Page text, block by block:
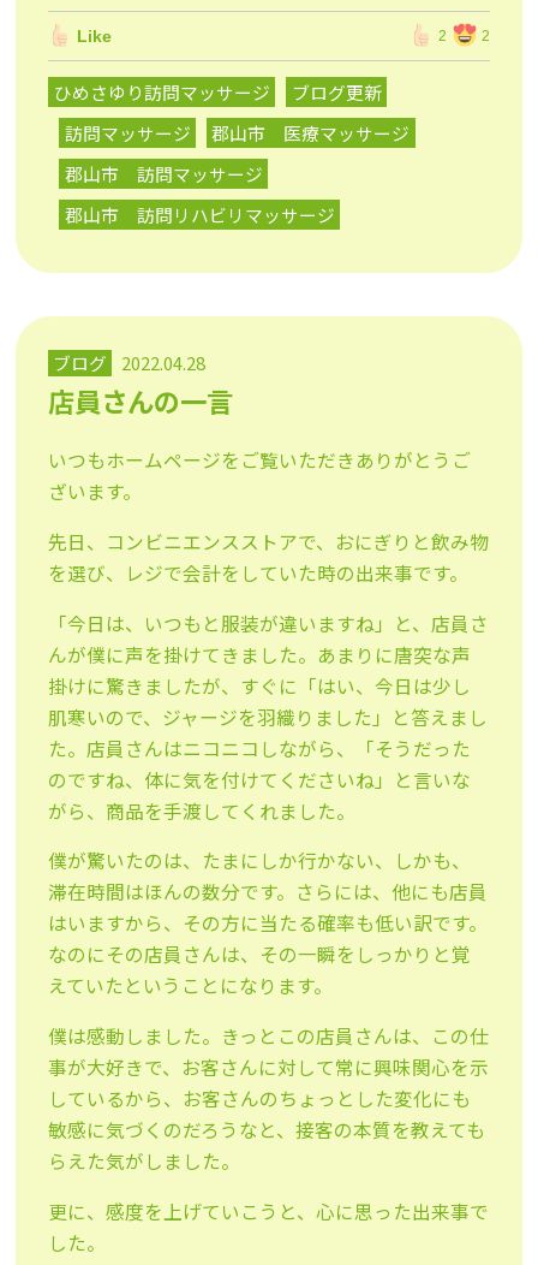
Like 2 2
ひめさゆり訪問マッサージ
ブログ更新
訪問マッサージ
郡山市 医療マッサージ
郡山市 訪問マッサージ
郡山市 訪問リハビリマッサージ
ブログ 2022.04.28
店員さんの一言
いつもホームページをご覧いただきありがとうご
ざいます。
先日、コンビニエンスストアで、おにぎりと飲み物
を選び、レジで会計をしていた時の出来事です。
「今日は、いつもと服装が違いますね」と、店員さ
んが僕に声を掛けてきました。あまりに唐突な声
掛けに驚きましたが、すぐに「はい、今日は少し
肌寒いので、ジャージを羽織りました」と答えまし
た。店員さんはニコニコしながら、「そうだった
のですね、体に気を付けてくださいね」と言いな
がら、商品を手渡してくれました。
僕が驚いたのは、たまにしか行かない、しかも、
滞在時間はほんの数分です。さらには、他にも店員
はいますから、その方に当たる確率も低い訳です。
なのにその店員さんは、その一瞬をしっかりと覚
えていたということになります。
僕は感動しました。きっとこの店員さんは、この仕
事が大好きで、お客さんに対して常に興味関心を示
しているから、お客さんのちょっとした変化にも
敏感に気づくのだろうなと、接客の本質を教えても
らえた気がしました。
更に、感度を上げていこうと、心に思った出来事で
した。